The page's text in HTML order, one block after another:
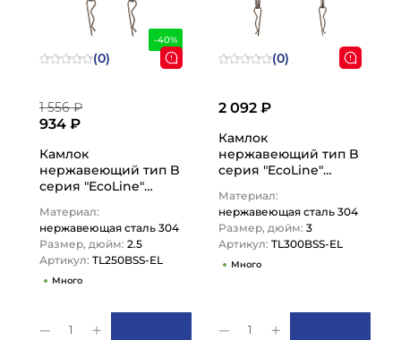
-40%
(0)
1 556 ₽
934 ₽
Камлок
нержавеющий тип B
серия "EcoLine"
резьба BSP 2 1/2",
AISI304,…
Материал:
нержавеющая сталь 304
Размер, дюйм: 2.5
Артикул: TL250BSS-EL
Много
1
(0)
2 092 ₽
Камлок
нержавеющий тип B
серия "EcoLine"
резьба BSP 3",
AISI304,…
Материал:
нержавеющая сталь 304
Размер, дюйм: 3
Артикул: TL300BSS-EL
Много
1